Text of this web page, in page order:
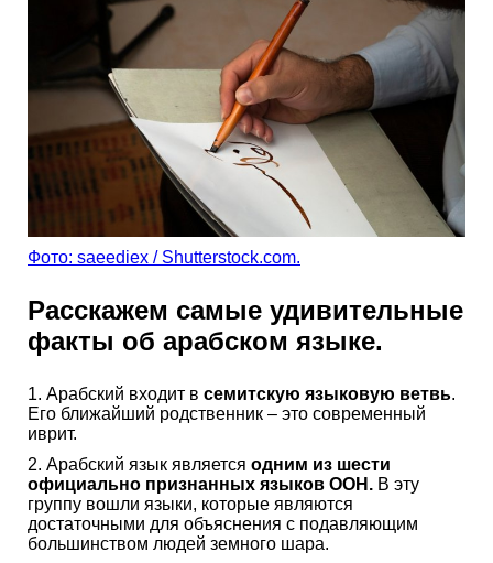
Фото: saeediex / Shutterstock.com.
Расскажем самые удивительные
факты об арабском языке.
1. Арабский входит в семитскую языковую ветвь.
Его ближайший родственник – это современный
иврит.
2. Арабский язык является одним из шести
официально признанных языков ООН. В эту
группу вошли языки, которые являются
достаточными для объяснения с подавляющим
большинством людей земного шара.